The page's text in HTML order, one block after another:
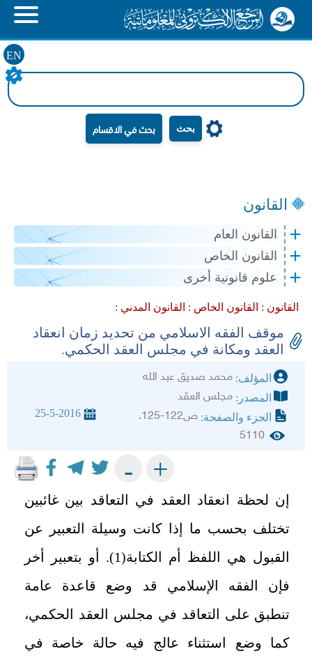
EN
بحث
القانون
القانون العام
القانون الخاص
علوم قانونية أخرى
القانون : القانون الخاص : القانون المدني :
موقف الفقه الاسلامي من تحديد زمان انعقاد
العقد ومكانة في مجلس العقد الحكمي.
المؤلف: محمد صديق عبد الله
المصدر: مجلس العقد
الجزء والصفحة: ص122-125. 25-5-2016
5110
+
-
إن لحظة انعقاد العقد في التعاقد بين غائبين
تختلف بحسب ما إذا كانت وسيلة التعبير عن
القبول هي اللفظ أم الكتابة(1). أو بتعبير أخر
فإن الفقه الإسلامي قد وضع قاعدة عامة
تنطبق على التعاقد في مجلس العقد الحكمي،
كما وضع استثناء عالج فيه حالة خاصة في